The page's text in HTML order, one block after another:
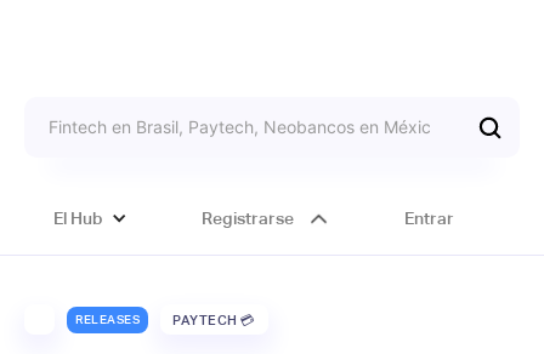
El Hub Registrarse Entrar
RELEASES PAYTECH 💳